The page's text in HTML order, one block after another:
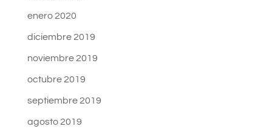
enero 2020
diciembre 2019
noviembre 2019
octubre 2019
septiembre 2019
agosto 2019